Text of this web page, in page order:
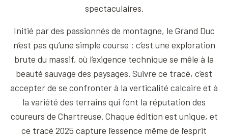
spectaculaires.
Initié par des passionnés de montagne, le Grand Duc
n’est pas qu’une simple course : c’est une exploration
brute du massif, où l’exigence technique se mêle à la
beauté sauvage des paysages. Suivre ce tracé, c’est
accepter de se confronter à la verticalité calcaire et à
la variété des terrains qui font la réputation des
coureurs de Chartreuse. Chaque édition est unique, et
ce tracé 2025 capture l’essence même de l’esprit